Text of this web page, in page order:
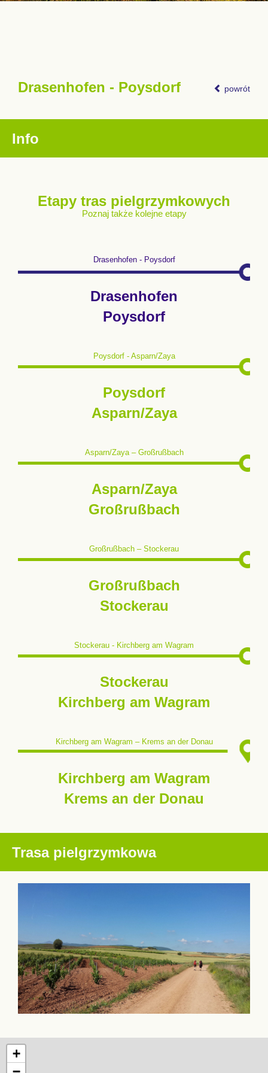
Drasenhofen - Poysdorf powrót
Info
Etapy tras pielgrzymkowych
Poznaj także kolejne etapy
Drasenhofen - Poysdorf
Drasenhofen
Poysdorf
Poysdorf - Asparn/Zaya
Poysdorf
Asparn/Zaya
Asparn/Zaya – Großrußbach
Asparn/Zaya
Großrußbach
Großrußbach – Stockerau
Großrußbach
Stockerau
Stockerau - Kirchberg am Wagram
Stockerau
Kirchberg am Wagram
Kirchberg am Wagram – Krems an der Donau
Kirchberg am Wagram
Krems an der Donau
Trasa pielgrzymkowa
+